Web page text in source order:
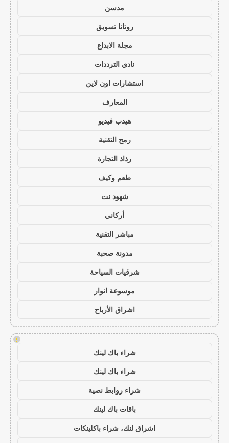
مدسن
روتانا تسويق
مجلة الابداع
نادي الترددات
استشارات اون لاين
المعارف
هيدب فيديو
رمح التقنية
رذاذ التجارة
طعم وكيف
شهود نت
أركاني
مباشر التقنية
مدونة صحبة
شرقيات السياحة
موسوعة انوار
اشراق الأرباح
!
شراء باك لينك
شراء باك لينك
شراء روابط نصية
باقات باك لينك
اشراق لنك، شراء باكلينكات